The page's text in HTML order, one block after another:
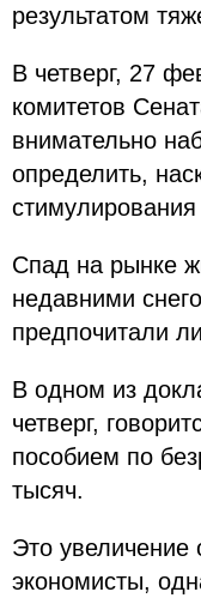
результатом
В четверг, 27
комитетов
внимательно
определить,
Спад на рынке
недавними
предпочитали
В одном из
четверг,
пособием по
тысяч.
Это увеличение
экономисты,